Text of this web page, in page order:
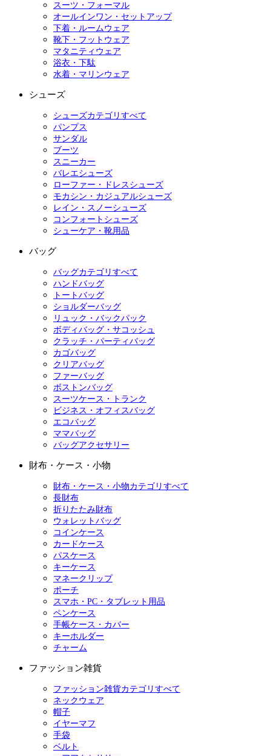
スーツ・フォーマル
オールインワン・セットアップ
下着・ルームウェア
靴下・フットウェア
マタニティウェア
浴衣・下駄
水着・マリンウェア
シューズ
シューズカテゴリすべて
パンプス
サンダル
ブーツ
スニーカー
バレエシューズ
ローファー・ドレスシューズ
モカシン・カジュアルシューズ
レイン・スノーシューズ
コンフォートシューズ
シューケア・靴用品
バッグ
バッグカテゴリすべて
ハンドバッグ
トートバッグ
ショルダーバッグ
リュック・バックパック
ボディバッグ・サコッシュ
クラッチ・パーティバッグ
カゴバッグ
クリアバッグ
ファーバッグ
ボストンバッグ
スーツケース・トランク
ビジネス・オフィスバッグ
エコバッグ
ママバッグ
バッグアクセサリー
財布・ケース・小物
財布・ケース・小物カテゴリすべて
長財布
折りたたみ財布
ウォレットバッグ
コインケース
カードケース
パスケース
キーケース
マネークリップ
ポーチ
スマホ・PC・タブレット用品
ペンケース
手帳ケース・カバー
キーホルダー
チャーム
ファッション雑貨
ファッション雑貨カテゴリすべて
ネックウェア
帽子
イヤーマフ
手袋
ベルト